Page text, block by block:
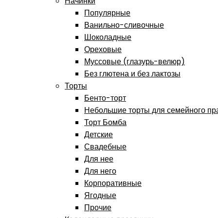
Популярные
Ванильно-сливочные
Шоколадные
Ореховые
Муссовые (глазурь-велюр)
Без глютена и без лактозы
Торты
Бенто-торт
Небольшие торты для семейного
Торт Бомба
Детские
Свадебные
Для нее
Для него
Корпоративные
Ягодные
Прочие